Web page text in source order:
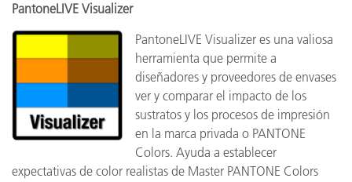
PantoneLIVE Visualizer
PantoneLIVE Visualizer es una valiosa
herramienta que permite a
diseñadores y proveedores de envases
ver y comparar el impacto de los
sustratos y los procesos de impresión
en la marca privada o PANTONE
Colors. Ayuda a establecer
expectativas de color realistas de Master PANTONE Colors